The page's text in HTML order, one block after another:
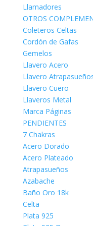
Llamadores
OTROS
Coleteros Celtas
Cordón de Gafas
Gemelos
Llavero Acero
Llavero
Llavero Cuero
Llaveros Metal
Marca Páginas
PENDIENTES
7 Chakras
Acero Dorado
Acero Plateado
Atrapasueños
Azabache
Baño Oro 18k
Celta
Plata 925